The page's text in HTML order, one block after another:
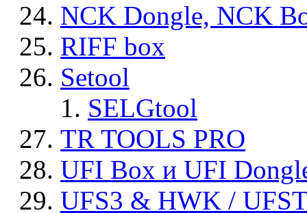
NCK Dongle, NCK
RIFF box
Setool
SELGtool
TR TOOLS PRO
UFI Box и UFI
UFS3 & HWK /